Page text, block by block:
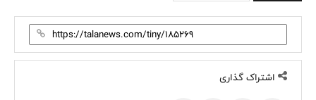
اشتراک گذاری